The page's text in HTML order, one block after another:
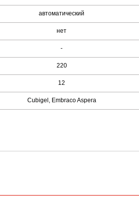
автоматический
нет
-
220
12
Cubigel, Embraco Aspera